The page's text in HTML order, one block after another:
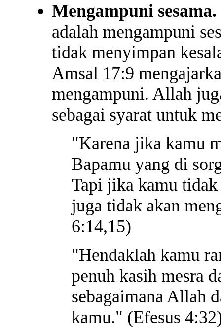
Mengampuni sesama.
adalah mengampuni
tidak menyimpan
Amsal 17:9
mengampuni. Allah
sebagai syarat untuk
"Karena jika kamu
Bapamu yang di
Tapi jika kamu
juga tidak akan
6:14,15)
"Hendaklah kamu
penuh kasih mesra
sebagaimana Allah
kamu." (Efesus